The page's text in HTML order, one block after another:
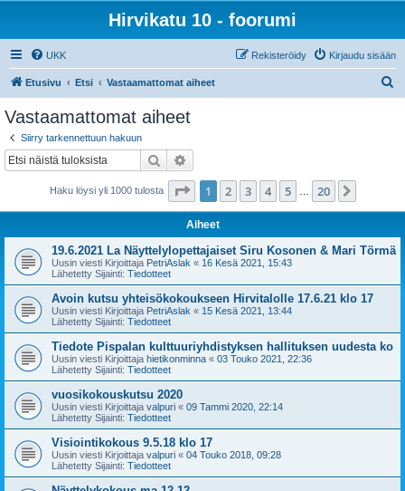
Hirvikatu 10 - foorumi
UKK Kirjaudu sisään
Rekisteröidy
Etusivu Etsi Vastaamattomat aiheet
Vastaamattomat aiheet
Siirry tarkennettuun hakuun
Etsi
Haku löysi yli 1000 tulosta Sivu /20
1 2 3 4 5 20
Aiheet
19.6.2021 La Näyttelylopettajaiset Siru Kosonen & Mari Törmä
Uusin viesti Kirjoittaja PetriAslak « 16 Kesä 2021, 15:43
Lähetetty Sijainti: Tiedotteet
Avoin kutsu yhteisökokoukseen Hirvitalolle 17.6.21 klo 17
Uusin viesti Kirjoittaja PetriAslak « 15 Kesä 2021, 13:44
Lähetetty Sijainti: Tiedotteet
Tiedote Pispalan kulttuuriyhdistyksen hallituksen uudesta ko
Uusin viesti Kirjoittaja hietikonminna « 03 Touko 2021, 22:36
Lähetetty Sijainti: Tiedotteet
vuosikokouskutsu 2020
Uusin viesti Kirjoittaja valpuri « 09 Tammi 2020, 22:14
Lähetetty Sijainti: Tiedotteet
Visiointikokous 9.5.18 klo 17
Uusin viesti Kirjoittaja valpuri « 04 Touko 2018, 09:28
Lähetetty Sijainti: Tiedotteet